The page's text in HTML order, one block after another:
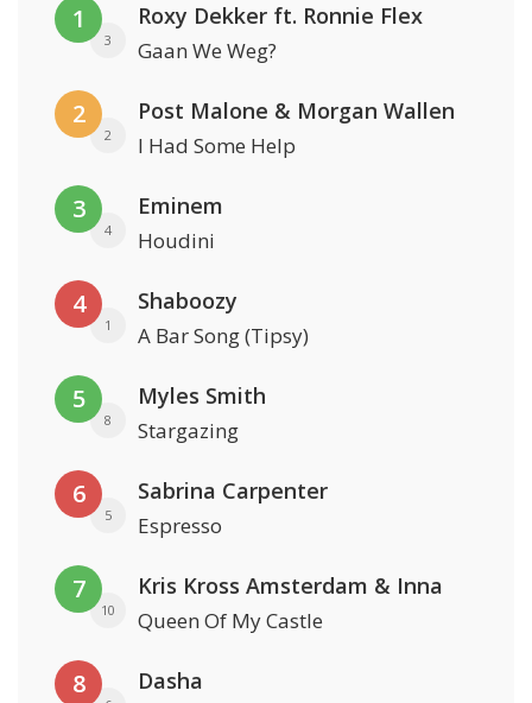
1
3
Roxy Dekker ft. Ronnie Flex
Gaan We Weg?
2
2
Post Malone & Morgan Wallen
I Had Some Help
3
4
Eminem
Houdini
4
1
Shaboozy
A Bar Song (Tipsy)
5
8
Myles Smith
Stargazing
6
5
Sabrina Carpenter
Espresso
7
10
Kris Kross Amsterdam & Inna
Queen Of My Castle
8 Dasha